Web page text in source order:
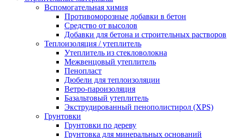
Вспомогательная химия
Противоморозные добавки в бетон
Средство от высолов
Добавки для бетона и строительных растворов
Теплоизоляция / утеплитель
Утеплитель из стекловолокна
Межвенцовый утеплитель
Пенопласт
Дюбели для теплоизоляции
Ветро-пароизоляция
Базальтовый утеплитель
Экструдированный пенополистирол (XPS)
Грунтовки
Грунтовки по дереву
Грунтовка для минеральных оснований